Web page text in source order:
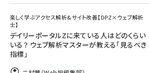
楽しく学ぶアクセス解析&サイト改善【DPZ×ウェブ解析
士】
デイリーポータルZに来ている人はどのくらい
いる？ ウェブ解析マスターが教える「見るべき
指標」